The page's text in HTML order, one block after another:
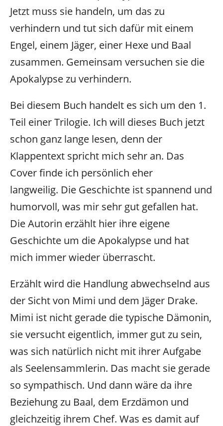
Jetzt muss sie handeln, um das zu
verhindern und tut sich dafür mit einem
Engel, einem Jäger, einer Hexe und Baal
zusammen. Gemeinsam versuchen sie die
Apokalypse zu verhindern.
Bei diesem Buch handelt es sich um den 1.
Teil einer Trilogie. Ich will dieses Buch jetzt
schon ganz lange lesen, denn der
Klappentext spricht mich sehr an. Das
Cover finde ich persönlich eher
langweilig. Die Geschichte ist spannend und
humorvoll, was mir sehr gut gefallen hat.
Die Autorin erzählt hier ihre eigene
Geschichte um die Apokalypse und hat
mich immer wieder überrascht.
Erzählt wird die Handlung abwechselnd aus
der Sicht von Mimi und dem Jäger Drake.
Mimi ist nicht gerade die typische Dämonin,
sie versucht eigentlich, immer gut zu sein,
was sich natürlich nicht mit ihrer Aufgabe
als Seelensammlerin. Das macht sie gerade
so sympathisch. Und dann wäre da ihre
Beziehung zu Baal, dem Erzdämon und
gleichzeitig ihrem Chef. Was es damit auf